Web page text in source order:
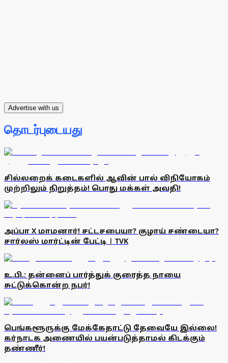
Advertise with us
தொடர்புடையது
சில்லறைக் கடைகளில் ஆவின் பால் விநியோகம்
முற்றிலும் நிறுத்தம்! பொது மக்கள் அவதி!
அப்பா X மாமனார்! சட்டசபையா? குழாய் சண்டையா?
சார்லஸ் மார்ட்டின் பேட்டி | TVK
உ.பி.: தன்னைப் பார்த்துக் குரைத்த நாயை
சுட்டுக்கொன்ற நபர்!
பெங்களூருக்கு மேக்கேதாட்டு தேவையே இல்லை!
கர்நாடக அணையில் பயன்படுத்தாமல் கிடக்கும்
தண்ணீர்!